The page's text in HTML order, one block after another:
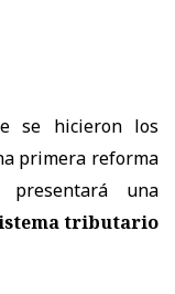
se hicieron los
primera reforma
una
tributario